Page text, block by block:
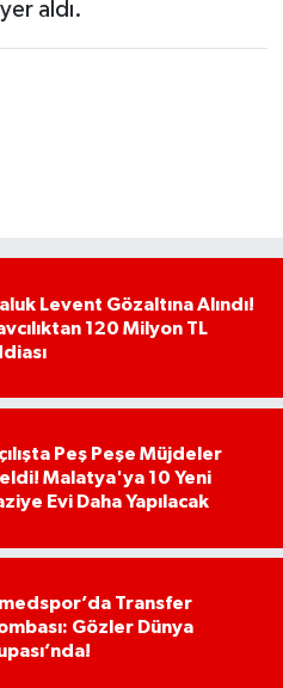
aldı.
Levent Gözaltına Alındı!
120 Milyon TL
Peş Peşe Müjdeler
Malatya'ya 10 Yeni
Evi Daha Yapılacak
Transfer
Gözler Dünya